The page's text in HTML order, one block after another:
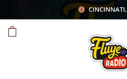
CINCINNATI,